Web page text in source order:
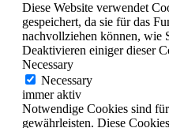
Diese Website verwendet
gespeichert, da sie für das
nachvollziehen können, wie
Deaktivieren einiger dieser
Necessary
Necessary
immer aktiv
Notwendige Cookies sind
gewährleisten. Diese